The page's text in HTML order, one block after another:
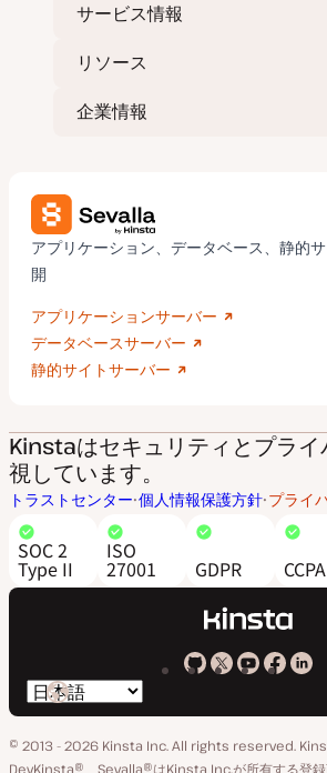
サービス情報
リソース
企業情報
アプリケーション、データベース、静的
開
アプリケーションサーバー
データベースサーバー
静的サイトサーバー
Kinstaはセキュリティとプライ
視しています。
トラストセンター 個人情報保護方針 プライ
SOC 2
Type II
ISO
27001 GDPR CCPA
Kinsta
GitHub
Kinsta
X
Kinsta
YouTube
Kinsta
言
語
の
© 2013 - 2026 Kinsta Inc. All rights reserved.
DevKinsta®、Sevalla®はKinsta Inc.が所有する登録